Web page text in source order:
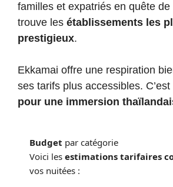
familles et expatriés en quête
trouve les établissements les
prestigieux.
Ekkamai offre une respiration
ses tarifs plus accessibles. C’est
pour une immersion
Budget par catégorie
Voici les estimations tarifaires
vos nuitées :